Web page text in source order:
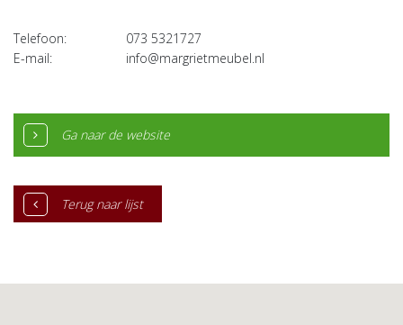
Telefoon:
073 5321727
E-mail:
info@margrietmeubel.nl
Ga naar de website
Terug naar lijst